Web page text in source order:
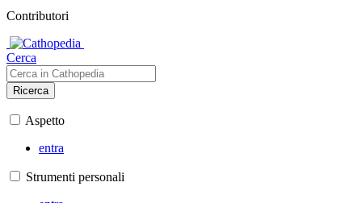
Contributori
Cerca
Ricerca
Aspetto
entra
Strumenti personali